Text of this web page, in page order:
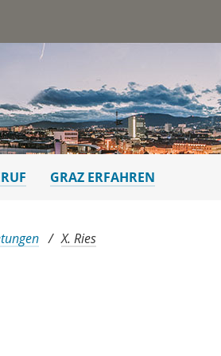
GRAZ ERFAHREN
X. Ries